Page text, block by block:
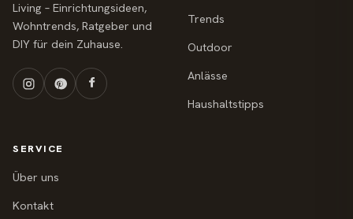
Living – Einrichtungsideen,
Wohntrends, Ratgeber und
DIY für dein Zuhause.
Trends
Outdoor
Anlässe
Haushaltstipps
SERVICE
Über uns
Kontakt